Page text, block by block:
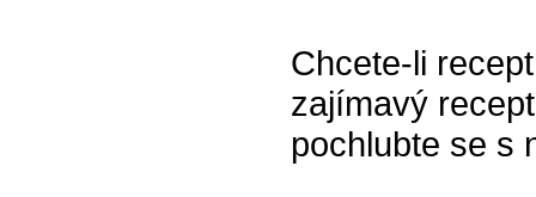
Chcete-li
zajímavý
pochlubte se s